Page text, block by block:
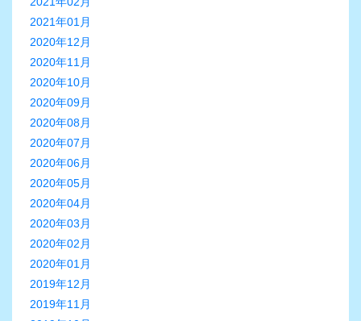
2021年01月
2020年12月
2020年11月
2020年10月
2020年09月
2020年08月
2020年07月
2020年06月
2020年05月
2020年04月
2020年03月
2020年02月
2020年01月
2019年12月
2019年11月